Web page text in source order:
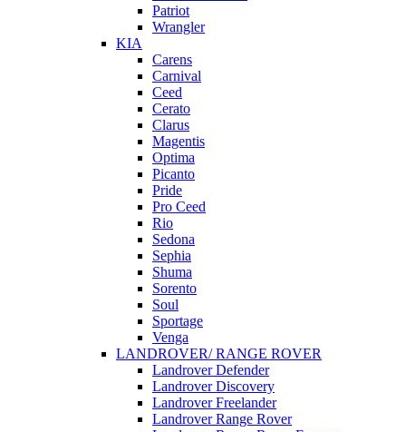
Patriot
Wrangler
KIA
Carens
Carnival
Ceed
Cerato
Clarus
Magentis
Optima
Picanto
Pride
Pro Ceed
Rio
Sedona
Sephia
Shuma
Sorento
Soul
Sportage
Venga
LANDROVER/ RANGE ROVER
Landrover Defender
Landrover Discovery
Landrover Freelander
Landrover Range Rover